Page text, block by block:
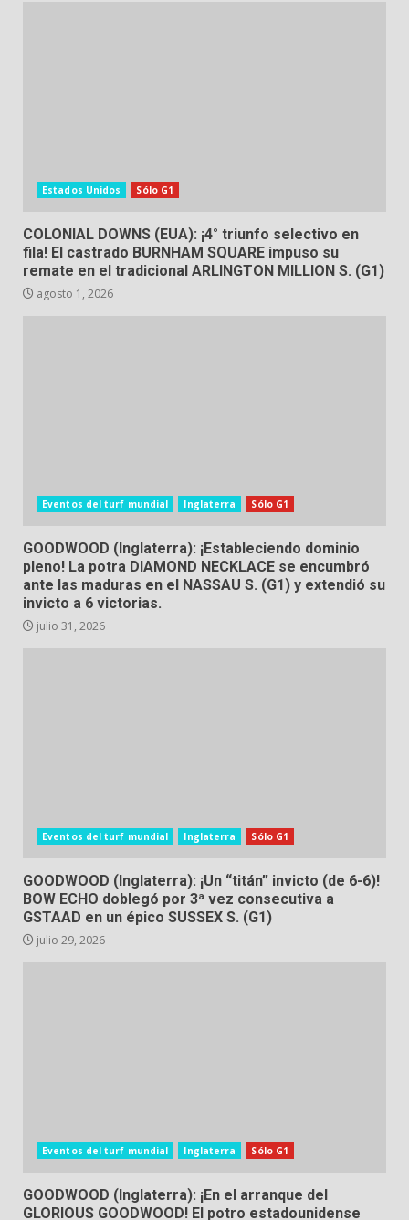
Estados Unidos Sólo G1
COLONIAL DOWNS (EUA): ¡4° triunfo selectivo en
fila! El castrado BURNHAM SQUARE impuso su
remate en el tradicional ARLINGTON MILLION S. (G1)
agosto 1, 2026
Eventos del turf mundial Inglaterra Sólo G1
GOODWOOD (Inglaterra): ¡Estableciendo dominio
pleno! La potra DIAMOND NECKLACE se encumbró
ante las maduras en el NASSAU S. (G1) y extendió su
invicto a 6 victorias.
julio 31, 2026
Eventos del turf mundial Inglaterra Sólo G1
GOODWOOD (Inglaterra): ¡Un “titán” invicto (de 6-6)!
BOW ECHO doblegó por 3ª vez consecutiva a
GSTAAD en un épico SUSSEX S. (G1)
julio 29, 2026
Eventos del turf mundial Inglaterra Sólo G1
GOODWOOD (Inglaterra): ¡En el arranque del
GLORIOUS GOODWOOD! El potro estadounidense